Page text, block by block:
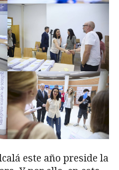
este año preside la